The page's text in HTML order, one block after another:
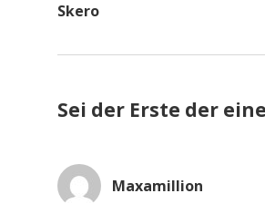
Skero
Sei der Erste der
Maxamillion